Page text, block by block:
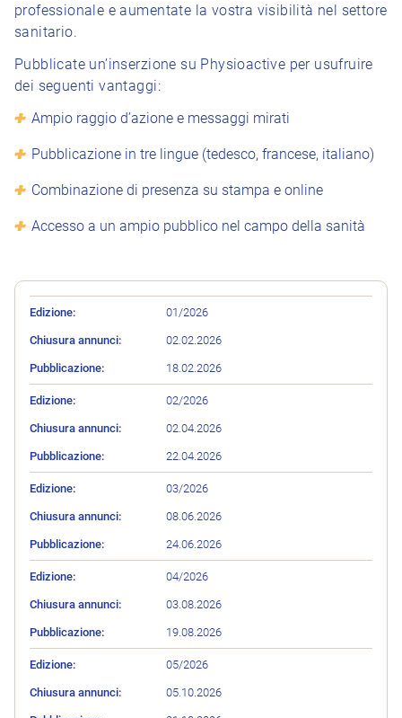
professionale e aumentate la vostra visibilità nel settore
sanitario.
Pubblicate un’inserzione su Physioactive per usufruire
dei seguenti vantaggi:
Ampio raggio d’azione e messaggi mirati
Pubblicazione in tre lingue (tedesco, francese, italiano)
Combinazione di presenza su stampa e online
Accesso a un ampio pubblico nel campo della sanità
EdizioneChiusura annunci Pubblicazione
01/2026
02.02.2026
18.02.2026
02/2026
02.04.2026
22.04.2026
03/2026
08.06.2026
24.06.2026
04/2026
03.08.2026
19.08.2026
05/2026
05.10.2026